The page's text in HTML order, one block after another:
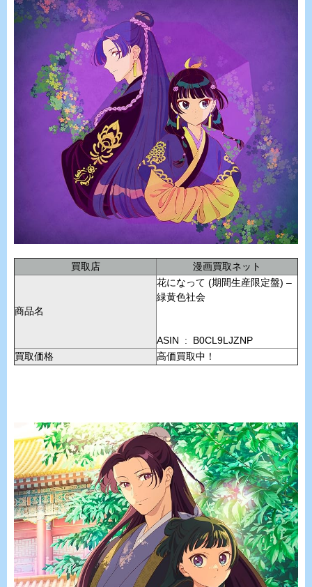
買取店 漫画買取ネット
商品名
花になって (期間生産限定盤) –
緑黄色社会
ASIN ‏ : ‎ B0CL9LJZNP
買取価格
高価買取中！